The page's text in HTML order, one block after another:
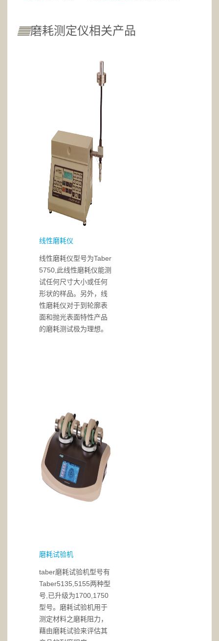
磨耗测定仪相关产品
线性磨耗仪
线性磨耗仪型号为Taber
5750,此线性磨耗仪能测
试任何尺寸大小或任何
形状的样品。另外，线
性磨耗仪对于到轮廓表
面和抛光表面特性产品
的磨耗测试极为理想。
磨耗试验机
taber磨耗试验机型号有
Taber5135,5155两种型
号,已升级为1700,1750
型号。磨耗试验机用于
测定材料之磨耗阻力，
藉由磨耗试验来评估其